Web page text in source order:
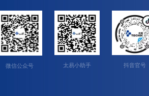
微信公众号 太易小助手 抖音官号